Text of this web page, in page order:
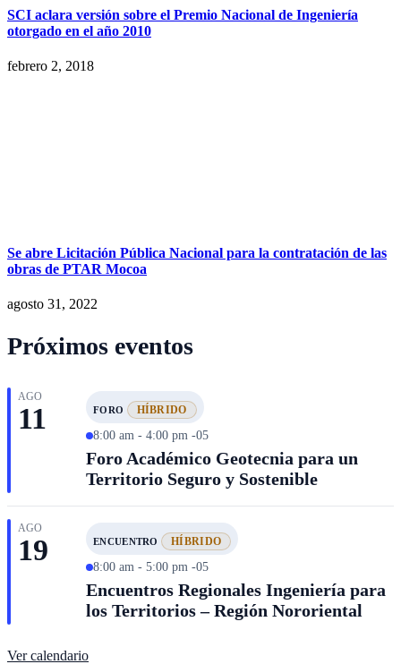
SCI aclara versión sobre el Premio Nacional de Ingeniería
otorgado en el año 2010
febrero 2, 2018
Se abre Licitación Pública Nacional para la contratación de las
obras de PTAR Mocoa
agosto 31, 2022
Próximos eventos
AGO
11 FORO HÍBRIDO
8:00 am - 4:00 pm -05
Foro Académico Geotecnia para un
Territorio Seguro y Sostenible
AGO
19 ENCUENTRO HÍBRIDO
8:00 am - 5:00 pm -05
Encuentros Regionales Ingeniería para
los Territorios – Región Nororiental
Ver calendario